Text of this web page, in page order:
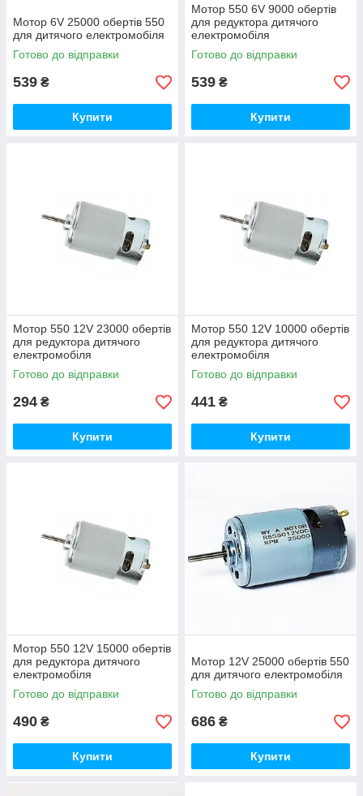
Мотор 6V 25000 обертів 550
для дитячого електромобіля
Готово до відправки
539 ₴
Купити
Мотор 550 6V 9000 обертів
для редуктора дитячого
електромобіля
Готово до відправки
539 ₴
Купити
Мотор 550 12V 23000 обертів
для редуктора дитячого
електромобіля
Готово до відправки
294 ₴
Купити
Мотор 550 12V 10000 обертів
для редуктора дитячого
електромобіля
Готово до відправки
441 ₴
Купити
Мотор 550 12V 15000 обертів
для редуктора дитячого
електромобіля
Готово до відправки
490 ₴
Купити
Мотор 12V 25000 обертів 550
для дитячого електромобіля
Готово до відправки
686 ₴
Купити